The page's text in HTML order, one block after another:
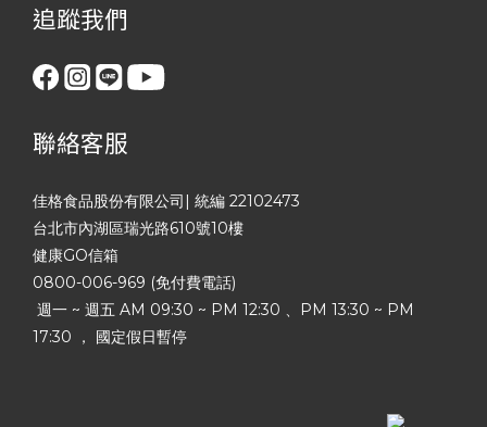
追蹤我們
聯絡客服
佳格食品股份有限公司| 統編 22102473
台北市內湖區瑞光路610號10樓
健康GO信箱
0800-006-969 (免付費電話)
週一 ~ 週五 AM 09:30 ~ PM 12:30 、PM 13:30 ~ PM
17:30 ， 國定假日暫停